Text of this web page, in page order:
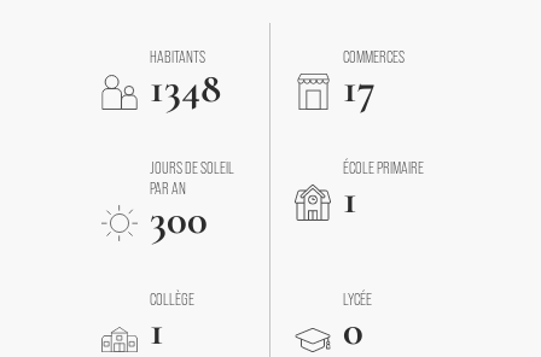
HABITANTS
1348
COMMERCES
17
JOURS DE SOLEIL
PAR AN
300
ÉCOLE PRIMAIRE
1
COLLÈGE
1
LYCÉE
0